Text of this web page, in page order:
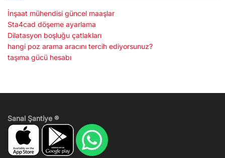
İnşaat mühendisi güncel maaşlar
Sta4cad döşeme ayarlama
Dilatasyon boşluğu çatlakları
hangi poz arama aracını tercih ediyorsunuz?
taşıma gücü hesabı
Sanal Şantiye ®